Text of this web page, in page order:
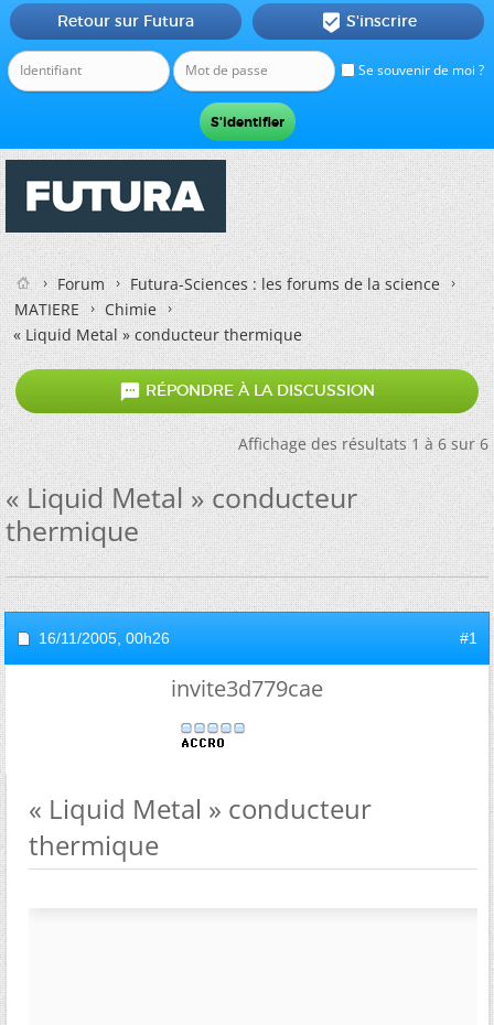
Se souvenir de moi ?
Retour sur Futura  S'inscrire
Forum
Futura-Sciences : les forums de la science
MATIERE
Chimie
« Liquid Metal » conducteur thermique
 RÉPONDRE À LA DISCUSSION
Affichage des résultats 1 à 6 sur 6
« Liquid Metal » conducteur
thermique
16/11/2005, 00h26 #1
invite3d779cae
« Liquid Metal » conducteur
thermique